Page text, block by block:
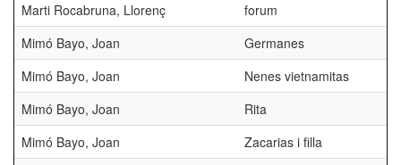
Marti Rocabruna, Llorenç
forum
Mimó Bayo, Joan
Germanes
Mimó Bayo, Joan
Nenes vietnamitas
Mimó Bayo, Joan
Rita
Mimó Bayo, Joan
Zacarias i filla